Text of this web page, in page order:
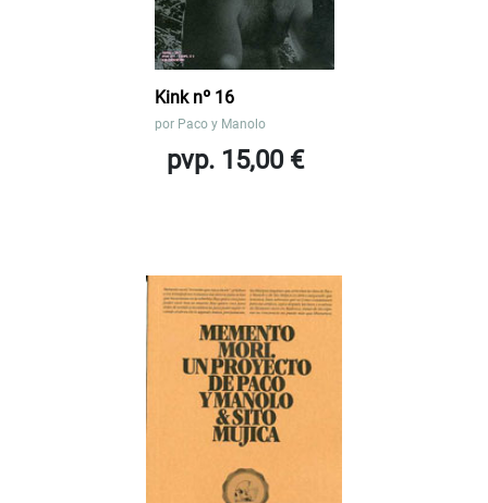
Kink nº 16
por Paco y Manolo
pvp. 15,00 €